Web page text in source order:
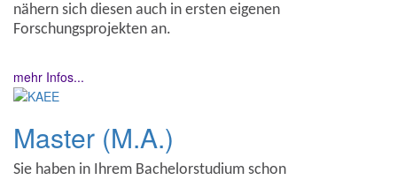
nähern sich diesen auch in ersten eigenen
Forschungsprojekten an.
mehr Infos...
Master (M.A.)
Sie haben in Ihrem Bachelorstudium schon